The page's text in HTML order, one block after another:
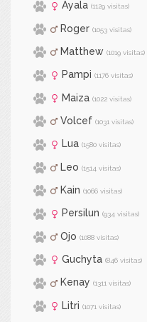
Ayala (1129 visitas)
Roger (1053 visitas)
Matthew (1019 visitas)
Pampi (1176 visitas)
Maiza (1022 visitas)
Volcef (1031 visitas)
Lua (1580 visitas)
Leo (1514 visitas)
Kain (1066 visitas)
Persilun (934 visitas)
Ojo (1088 visitas)
Guchyta (846 visitas)
Kenay (1311 visitas)
Litri (1071 visitas)